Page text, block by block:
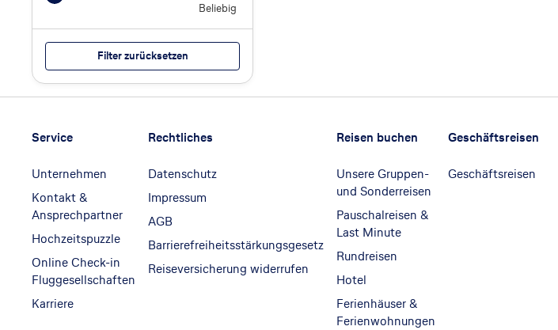
Beliebig
Filter zurücksetzen
Footer navigation
Service
Unternehmen
Kontakt &
Ansprechpartner
Hochzeitspuzzle
Online Check-in
Fluggesellschaften
Karriere
Rechtliches
Datenschutz
Impressum
AGB
Barrierefreiheitsstärkungsgesetz
Reiseversicherung widerrufen
Reisen buchen
Unsere Gruppen-
und Sonderreisen
Pauschalreisen &
Last Minute
Rundreisen
Hotel
Ferienhäuser &
Ferienwohnungen
Geschäftsreisen
Geschäftsreisen